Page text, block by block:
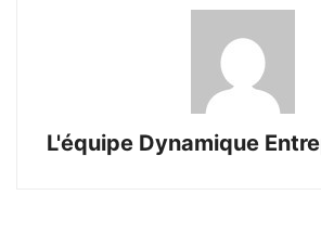
L'équipe Dynamique